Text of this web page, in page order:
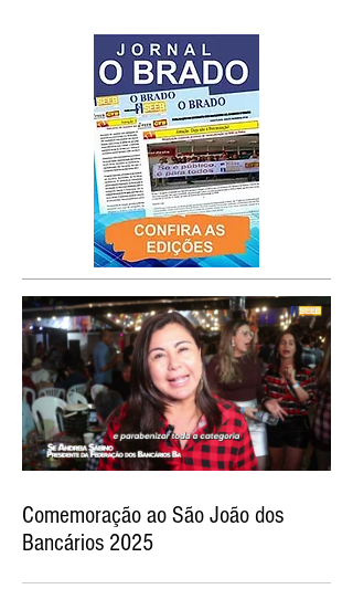
Comemoração ao São João dos
Bancários 2025